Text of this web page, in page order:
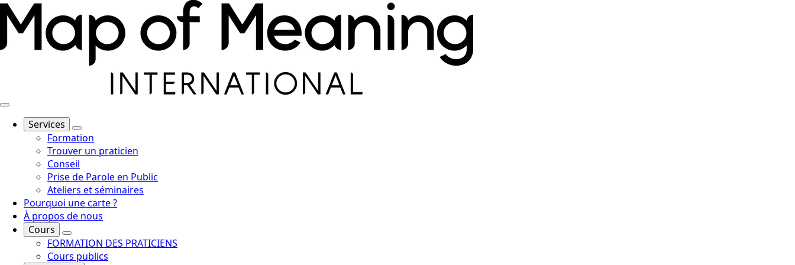
Services
Formation
Trouver un praticien
Conseil
Prise de Parole en Public
Ateliers et séminaires
Pourquoi une carte ?
À propos de nous
Cours
FORMATION DES PRATICIENS
Cours publics